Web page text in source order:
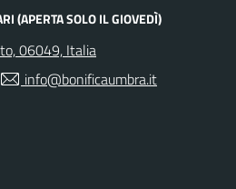
(APERTA SOLO IL GIOVEDÌ)
06049, Italia
info@bonificaumbra.it